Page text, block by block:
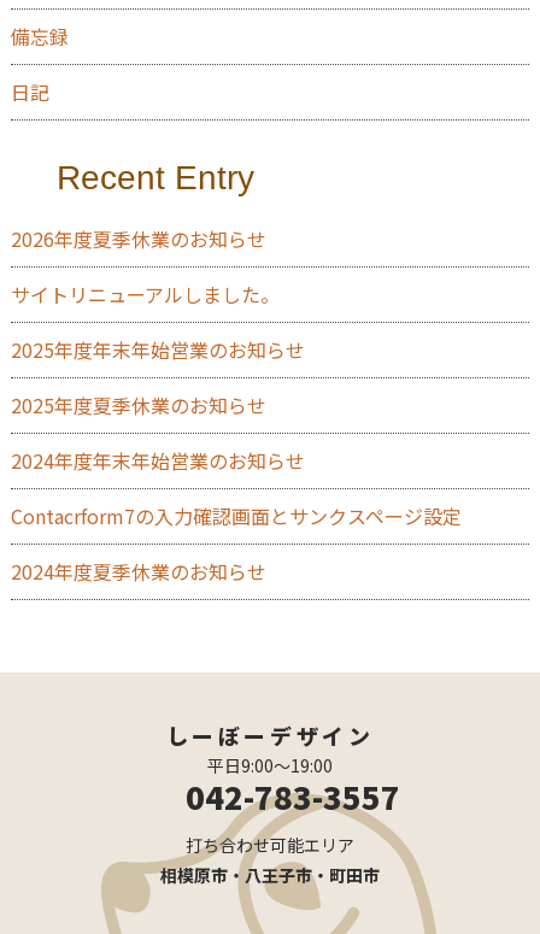
備忘録
日記
Recent Entry
2026年度夏季休業のお知らせ
サイトリニューアルしました。
2025年度年末年始営業のお知らせ
2025年度夏季休業のお知らせ
2024年度年末年始営業のお知らせ
Contacrform7の入力確認画面とサンクスページ設定
2024年度夏季休業のお知らせ
しーぼーデザイン
平日9:00〜19:00
042-783-3557
打ち合わせ可能エリア
相模原市・八王子市・町田市